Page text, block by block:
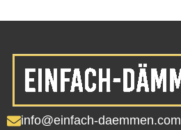
info@einfach-daemmen.com